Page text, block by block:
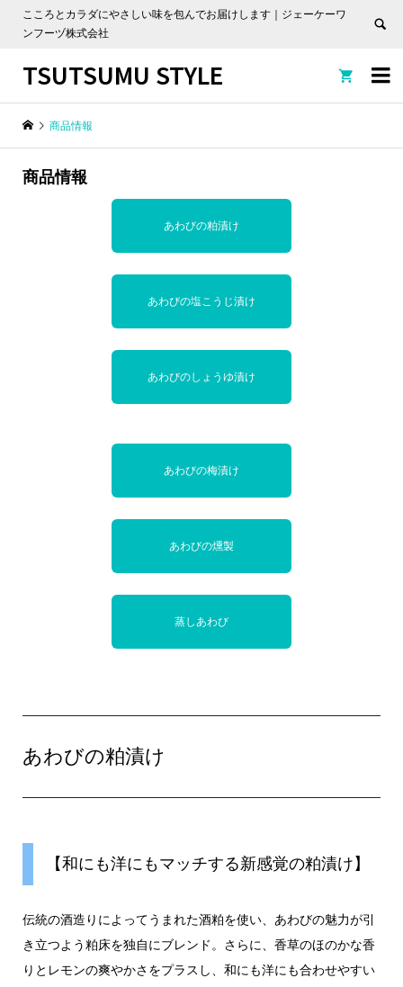
こころとカラダにやさしい味を包んでお届けします｜ジェーケーワ
ンフーヅ株式会社

TSUTSUMU STYLE 
商品情報
商品情報
あわびの粕漬け
あわびの塩こうじ漬け
あわびのしょうゆ漬け
あわびの梅漬け
あわびの燻製
蒸しあわび
あわびの粕漬け
【和にも洋にもマッチする新感覚の粕漬け】
伝統の酒造りによってうまれた酒粕を使い、あわびの魅力が引
き立つよう粕床を独自にブレンド。さらに、香草のほのかな香
りとレモンの爽やかさをプラスし、和にも洋にも合わせやすい